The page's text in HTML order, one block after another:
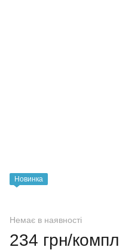
Новинка
Немає в наявності
234 грн/компл